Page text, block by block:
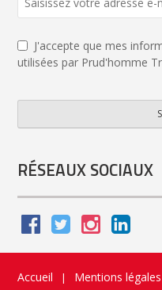
J'accepte que mes
utilisées par Prud'homme
Email *
RÉSEAUX SOCIAUX
Accueil | Mentions légales